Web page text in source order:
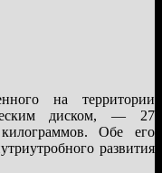
на территории
диском, — 27
Обе его
развития